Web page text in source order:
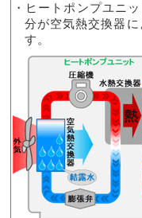
・ヒートポンプユニ
分が空気熱交換器
す。